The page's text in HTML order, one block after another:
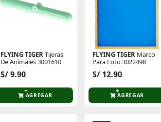
Este producto
Sé el primero en
FLYING TIGER Tijeras
De Animales 3001610
S/ 9.90
AGREGAR
FLYING TIGER Marco
Para Foto 3022498
S/ 12.90
AGREGAR